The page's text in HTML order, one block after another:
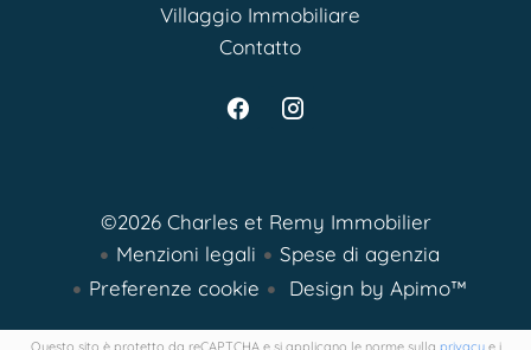
Villaggio Immobiliare
Contatto
©2026 Charles et Remy Immobilier
Menzioni legali
Spese di agenzia
Preferenze cookie
Design by Apimo™
Questo sito è protetto da reCAPTCHA e si applicano le norme sulla privacye i